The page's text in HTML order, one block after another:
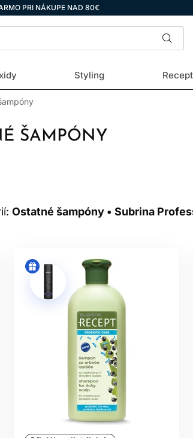
PRI NÁKUPE NAD 80€
Styling Recept
ŠAMPÓNY
Ostatné šampóny • Subrina